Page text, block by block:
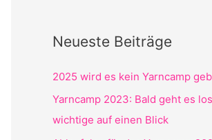
Neueste Beiträge
2025 wird es kein Yarncamp
Yarncamp 2023: Bald geht es
wichtige auf einen Blick